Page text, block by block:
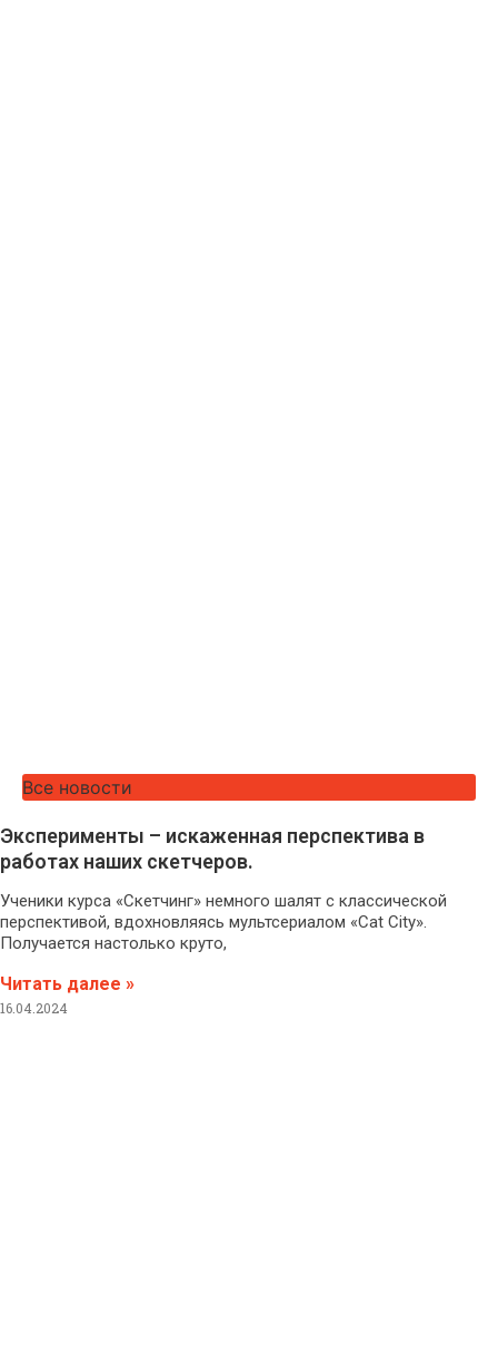
Все новости
Эксперименты – искаженная перспектива в
работах наших скетчеров.
Ученики курса «Скетчинг» немного шалят с классической
перспективой, вдохновляясь мультсериалом «Cat City».
Получается настолько круто,
Читать далее »
16.04.2024